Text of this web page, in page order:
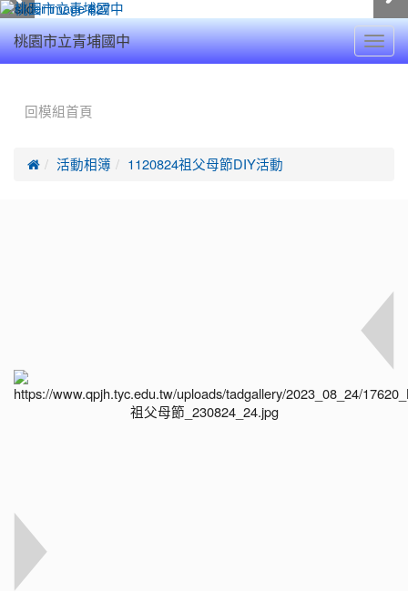
桃園市立青埔國中
回模組首頁
 活動相簿 1120824祖父母節DIY活動